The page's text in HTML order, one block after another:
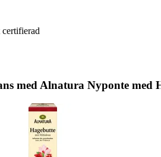
med Alnatura Nyponte med